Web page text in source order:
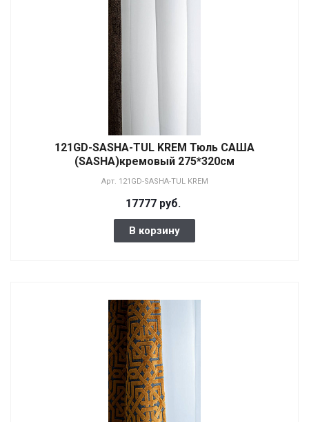
121GD-SASHA-TUL KREM Тюль САША
(SASHA)кремовый 275*320см
Арт. 121GD-SASHA-TUL KREM
17777 руб.
В корзину